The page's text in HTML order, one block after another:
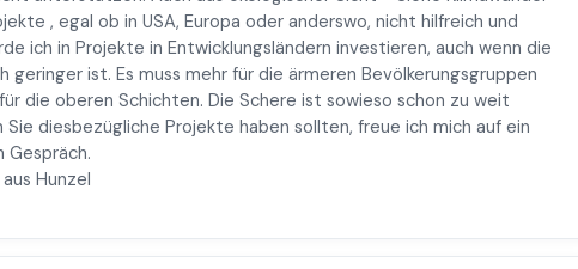
, egal ob in USA, Europa oder anderswo, nicht hilfreich und
ich in Projekte in Entwicklungsländern investieren, auch wenn die
geringer ist. Es muss mehr für die ärmeren Bevölkerungsgruppen
die oberen Schichten. Die Schere ist sowieso schon zu weit
Sie diesbezügliche Projekte haben sollten, freue ich mich auf ein
Gespräch.
Hunzel